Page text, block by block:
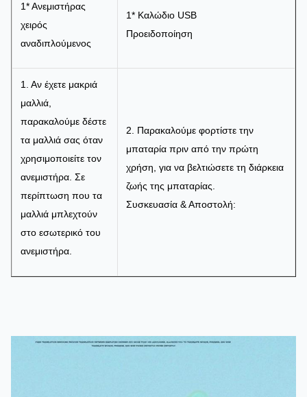
1* Ανεμιστήρας
χειρός
αναδιπλούμενος
1* Καλώδιο USB
Προειδοποίηση
1. Αν έχετε μακριά
μαλλιά,
παρακαλούμε δέστε
τα μαλλιά σας όταν
χρησιμοποιείτε τον
ανεμιστήρα. Σε
περίπτωση που τα
μαλλιά μπλεχτούν
στο εσωτερικό του
ανεμιστήρα.
2. Παρακαλούμε φορτίστε την
μπαταρία πριν από την πρώτη
χρήση, για να βελτιώσετε τη διάρκεια
ζωής της μπαταρίας.
Συσκευασία & Αποστολή: